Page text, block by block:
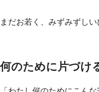
まだお若く、みずみずし
何のために片づけ